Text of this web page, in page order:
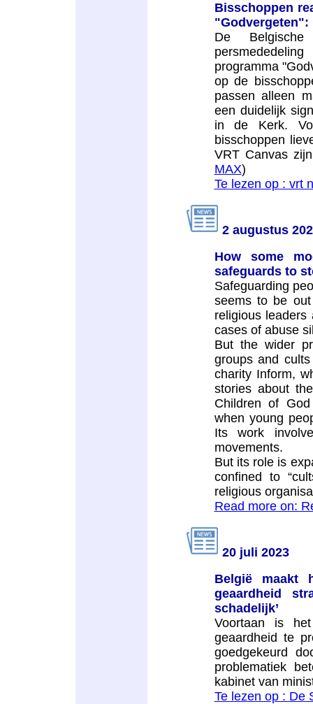
Bisschoppen
"Godvergeten":
De
programma
op de
passen alleen
een duidelijk
in de Kerk.
bisschoppen
VRT Canvas
MAX)
Te lezen op : vrt
2 augustus
How some
safeguards to
Safeguarding
seems to be
religious
cases of abuse
But the wider
groups and
charity Inform,
stories about
Children of
when young
Its work
movements.
But its role is
confined to
religious
Read more on:
20 juli 2023
België maakt
geaardheid
schadelijk’
Voortaan is
geaardheid te
goedgekeurd
problematiek
kabinet van
Te lezen op : De